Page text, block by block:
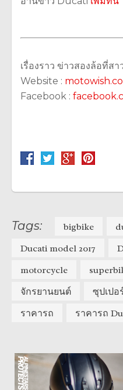
เรื่องราว ข่าวสองล้อที่ส
Website :
Facebook :
Tags: bigbike
Ducati model 2017
motorcycle
จักรยานยนต์
ซุปเปอ
ราคารถ
ราคารถ